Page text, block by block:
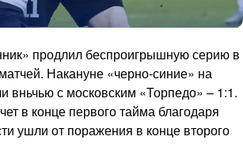
продлил беспроигрышную серию в
Накануне «черно-синие» на
вньчью с московским «Торпедо» – 1:1.
в конце первого тайма благодаря
ушли от поражения в конце второго